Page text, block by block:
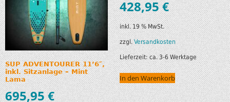
SUP ADVENTOURER 11’6″,
inkl. Sitzanlage – Mint
Lama
695,95€
428,95€
inkl. 19 % MwSt.
zzgl.Versandkosten
Lieferzeit:ca. 3-6 Werktage
In den Warenkorb